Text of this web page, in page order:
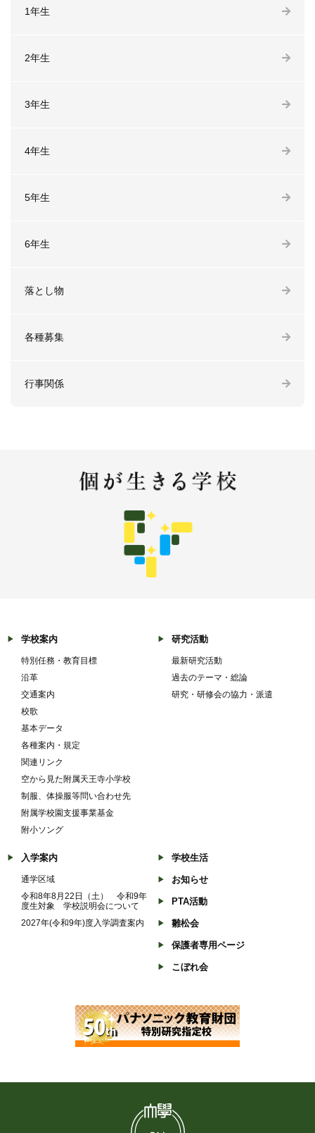
1年生
2年生
3年生
4年生
5年生
6年生
落とし物
各種募集
行事関係
学校案内
特別任務・教育目標
沿革
交通案内
校歌
基本データ
各種案内・規定
関連リンク
空から見た附属天王寺小学校
制服、体操服等問い合わせ先
附属学校園支援事業基金
附小ソング
研究活動
最新研究活動
過去のテーマ・総論
研究・研修会の協力・派遣
入学案内
通学区域
令和8年8月22日（土） 令和9年
度生対象 学校説明会について
2027年(令和9年)度入学調査案内
学校生活
お知らせ
PTA活動
雛松会
保護者専用ページ
こぼれ会